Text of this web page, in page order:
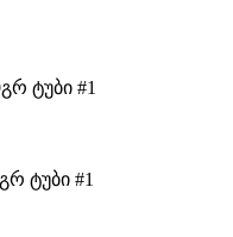
ტუბი #1